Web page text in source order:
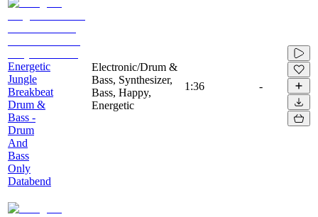
Energetic
Jungle
Breakbeat
Drum &
Bass -
Drum
And
Bass
Only
Databend
Electronic/Drum &
Bass, Synthesizer,
Bass, Happy,
Energetic
1:36 -